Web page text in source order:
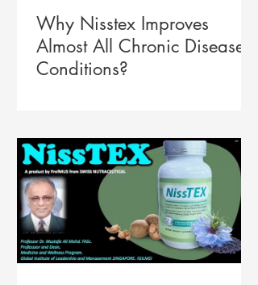
Why Nisstex Improves
Almost All Chronic Diseases
Conditions?